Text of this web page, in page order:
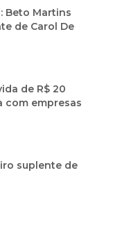
Beto Martins
de Carol De
de R$ 20
com empresas
suplente de